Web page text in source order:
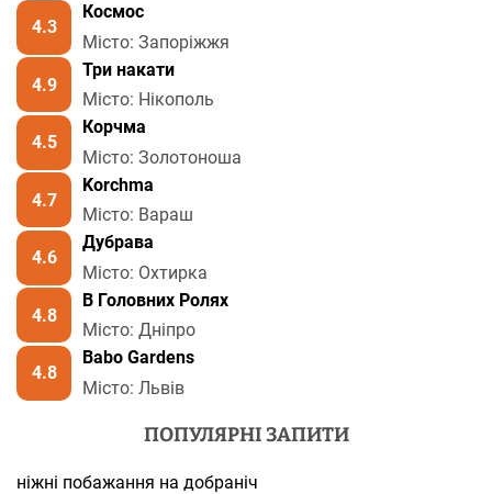
4.3
Космос
Місто: Запоріжжя
4.9
Три накати
Місто: Нікополь
4.5
Корчма
Місто: Золотоноша
4.7
Korchma
Місто: Вараш
4.6
Дубрава
Місто: Охтирка
4.8
В Головних Ролях
Місто: Дніпро
4.8
Babo Gardens
Місто: Львів
ПОПУЛЯРНІ ЗАПИТИ
ніжні побажання на добраніч